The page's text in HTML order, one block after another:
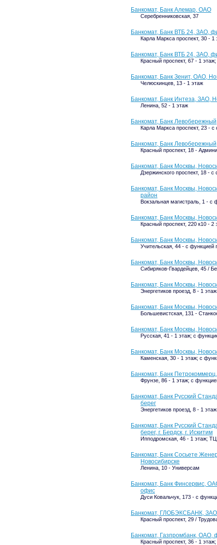
Банкомат, Банк Алемар, ОАО
Серебренниковская, 37
Банкомат, Банк ВТБ 24, ЗАО,
Карла Маркса проспект, 30 - 1
Банкомат, Банк ВТБ 24, ЗАО,
Красный проспект, 67 - 1
Банкомат, Банк Зенит, ОАО,
Челюскинцев, 13 - 1 этаж
Банкомат, Банк Интеза, ЗАО,
Ленина, 52 - 1 этаж
Банкомат, Банк
Карла Маркса проспект, 23 -
Банкомат, Банк
Красный проспект, 18 -
Банкомат, Банк Москвы,
Дзержинского проспект, 18 -
Банкомат, Банк Москвы,
район
Вокзальная магистраль, 1 - с
Банкомат, Банк Москвы,
Красный проспект, 220 к10 -
Банкомат, Банк Москвы,
Учительская, 44 - с функцией
Банкомат, Банк Москвы,
Сибиряков-Гвардейцев, 45 /
Банкомат, Банк Москвы,
Энергетиков проезд, 8 - 1
Банкомат, Банк Москвы,
Большевистская, 131 -
Банкомат, Банк Москвы,
Русская, 41 - 1 этаж; с
Банкомат, Банк Москвы,
Каменская, 30 - 1 этаж; с
Банкомат, Банк
Фрунзе, 86 - 1 этаж; с
Банкомат, Банк Русский
берег
Энергетиков проезд, 8 - 1
Банкомат, Банк Русский
берег, г. Бердск, г. Искитим
Ипподромская, 46 - 1 этаж;
Банкомат, Банк Сосьете
Новосибирске
Ленина, 10 - Универсам
Банкомат, Банк Финсервис,
офис
Дуси Ковальчук, 173 - с
Банкомат, ГЛОБЭКСБАНК,
Красный проспект, 29 /
Банкомат, Газпромбанк, ОАО,
Красный проспект, 36 - 1